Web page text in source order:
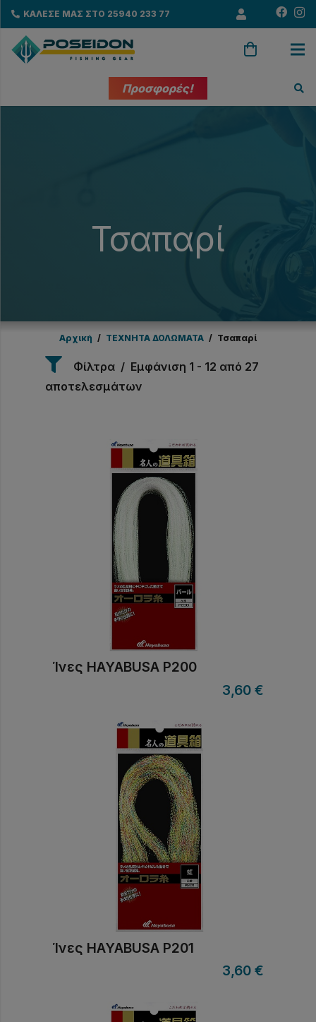
ΚΑΛΕΣΕ ΜΑΣ ΣΤΟ 25940 233 77
Προσφορές!
Τσαπαρί
Αρχική / ΤΕΧΝΗΤΑ ΔΟΛΩΜΑΤΑ / Τσαπαρί
Φίλτρα
Εμφάνιση 1 - 12 από 27
αποτελεσμάτων
Ίνες HAYABUSA P200
3,60 €
Ίνες HAYABUSA P201
3,60 €